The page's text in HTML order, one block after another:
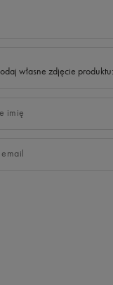
własne zdjęcie produktu:
imię